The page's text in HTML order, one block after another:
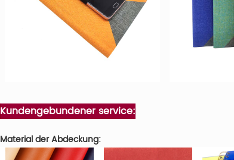
Kundengebundener service:
Material der Abdeckung: